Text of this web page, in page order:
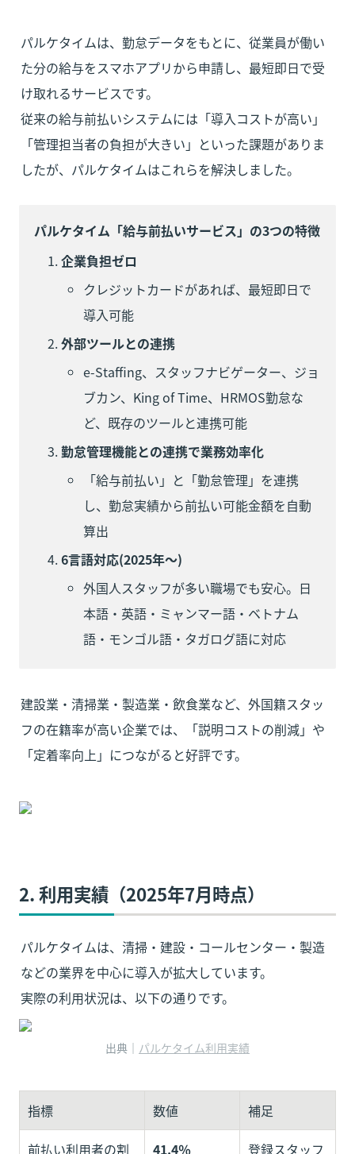
パルケタイムは、勤怠データをもとに、従業員が働い
た分の給与をスマホアプリから申請し、最短即日で受
け取れるサービスです。
従来の給与前払いシステムには「導入コストが高い」
「管理担当者の負担が大きい」といった課題がありま
したが、パルケタイムはこれらを解決しました。
パルケタイム「給与前払いサービス」の3つの特徴
企業負担ゼロ
クレジットカードがあれば、最短即日で
導入可能
外部ツールとの連携
e-Staffing、スタッフナビゲーター、ジョ
ブカン、King of Time、HRMOS勤怠な
ど、既存のツールと連携可能
勤怠管理機能との連携で業務効率化
「給与前払い」と「勤怠管理」を連携
し、勤怠実績から前払い可能金額を自動
算出
6言語対応(2025年〜)
外国人スタッフが多い職場でも安心。日
本語・英語・ミャンマー語・ベトナム
語・モンゴル語・タガログ語に対応
建設業・清掃業・製造業・飲食業など、外国籍スタッ
フの在籍率が高い企業では、「説明コストの削減」や
「定着率向上」につながると好評です。
2. 利用実績（2025年7月時点）
パルケタイムは、清掃・建設・コールセンター・製造
などの業界を中心に導入が拡大しています。
実際の利用状況は、以下の通りです。
出典｜ パルケタイム利用実績
指標 数値 補足
前払い利用者の割 41.4％ 登録スタッフ